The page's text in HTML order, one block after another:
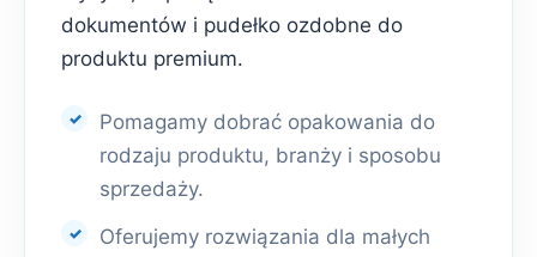
dokumentów i pudełko ozdobne do
produktu premium.
Pomagamy dobrać opakowania do
rodzaju produktu, branży i sposobu
sprzedaży.
Oferujemy rozwiązania dla małych